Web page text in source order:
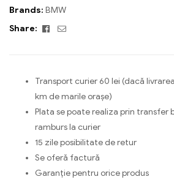
Brands: BMW
Share:
Facebook
Email
Transport curier 60 lei (dacă
km de marile orașe)
Plata se poate realiza prin transfer
ramburs la curier
15 zile posibilitate de retur
Se oferă factură
Garanție pentru orice produs